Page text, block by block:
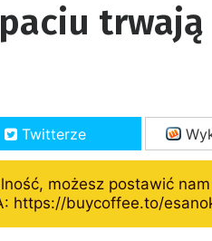
trwają
Twitterze
możesz postawić
https://buycoffee.to/